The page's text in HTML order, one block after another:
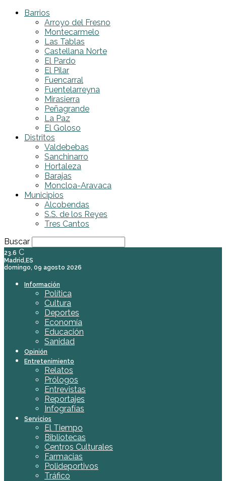
Barrios
Arroyo del Fresno
Montecarmelo
Las Tablas
Castellana Norte
El Pardo
El Pilar
Fuencarral
Fuentelarreyna
Mirasierra
Peñagrande
La Paz
El Goloso
Distritos
Valdebebas
Sanchinarro
Hortaleza
Barajas
Moncloa-Aravaca
Municipios
Alcobendas
S.S. de los Reyes
Tres Cantos
Buscar
23.6 C
Madrid,ES
domingo, 09 agosto 2026
Información
Política
Cultura
Deportes
Economía
Educación
Sanidad
Opinión
Entretenimiento
Relatos
Prólogos
Entrevistas
Reportajes
Infografías
Servicios
El Tiempo
Bibliotecas
Centros Culturales
Farmacias
Polideportivos
Tráfico